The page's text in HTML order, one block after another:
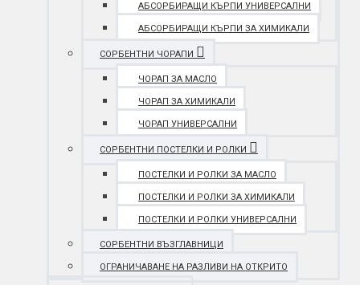
АБСОРБИРАЩИ КЪРПИ УНИВЕРСАЛНИ
АБСОРБИРАЩИ КЪРПИ ЗА ХИМИКАЛИ
СОРБЕНТНИ ЧОРАПИ
ЧОРАП ЗА МАСЛО
ЧОРАП ЗА ХИМИКАЛИ
ЧОРАП УНИВЕРСАЛНИ
СОРБЕНТНИ ПОСТЕЛКИ И РОЛКИ
ПОСТЕЛКИ И РОЛКИ ЗА МАСЛО
ПОСТЕЛКИ И РОЛКИ ЗА ХИМИКАЛИ
ПОСТЕЛКИ И РОЛКИ УНИВЕРСАЛНИ
СОРБЕНТНИ ВЪЗГЛАВНИЦИ
ОГРАНИЧАВАНЕ НА РАЗЛИВИ НА ОТКРИТО